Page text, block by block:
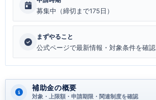
募集中（締切まで175日）
まずやること
公式ページで最新情報・対象条件を確認
補助金の概要
対象・上限額・申請期限・関連制度を確認